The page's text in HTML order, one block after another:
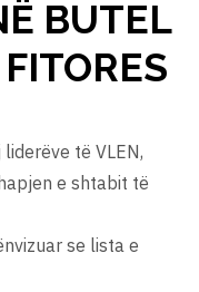
BUTEL
të VLEN,
e shtabit të
se lista e